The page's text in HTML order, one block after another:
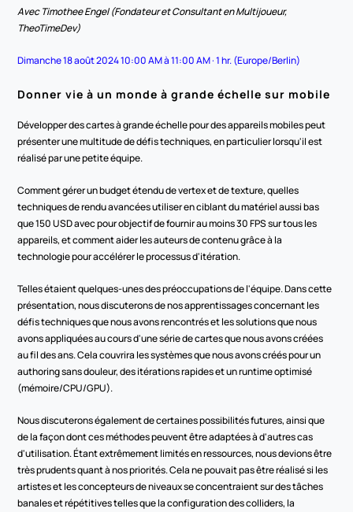
Avec Timothee Engel (Fondateur et Consultant en Multijoueur,
TheoTimeDev)
Dimanche 18 août 2024 10:00 AM à 11:00 AM · 1 hr. (Europe/Berlin)
Donner vie à un monde à grande échelle sur mobile
Développer des cartes à grande échelle pour des appareils mobiles peut
présenter une multitude de défis techniques, en particulier lorsqu'il est
réalisé par une petite équipe.
Comment gérer un budget étendu de vertex et de texture, quelles
techniques de rendu avancées utiliser en ciblant du matériel aussi bas
que 150 USD avec pour objectif de fournir au moins 30 FPS sur tous les
appareils, et comment aider les auteurs de contenu grâce à la
technologie pour accélérer le processus d'itération.
Telles étaient quelques-unes des préoccupations de l'équipe. Dans cette
présentation, nous discuterons de nos apprentissages concernant les
défis techniques que nous avons rencontrés et les solutions que nous
avons appliquées au cours d'une série de cartes que nous avons créées
au fil des ans. Cela couvrira les systèmes que nous avons créés pour un
authoring sans douleur, des itérations rapides et un runtime optimisé
(mémoire/CPU/GPU).
Nous discuterons également de certaines possibilités futures, ainsi que
de la façon dont ces méthodes peuvent être adaptées à d'autres cas
d'utilisation. Étant extrêmement limités en ressources, nous devions être
très prudents quant à nos priorités. Cela ne pouvait pas être réalisé si les
artistes et les concepteurs de niveaux se concentraient sur des tâches
banales et répétitives telles que la configuration des colliders, la